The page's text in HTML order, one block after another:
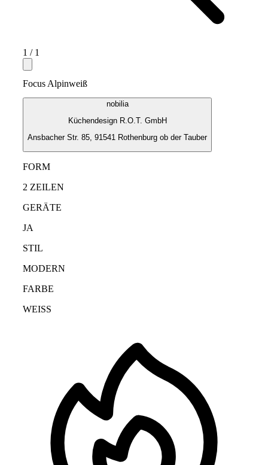
1 / 1
Focus Alpinweiß
nobilia
Küchendesign R.O.T. GmbH
Ansbacher Str. 85, 91541 Rothenburg ob der Tauber
FORM
2 ZEILEN
GERÄTE
JA
STIL
MODERN
FARBE
WEISS